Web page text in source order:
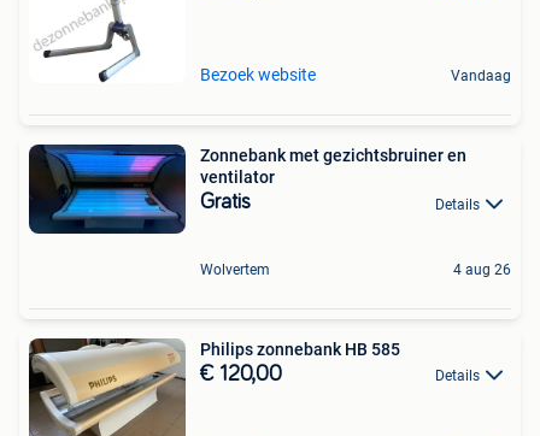
Bezoek website Vandaag
Zonnebank met gezichtsbruiner en
ventilator
Gratis Details
Wolvertem 4 aug 26
Philips zonnebank HB 585
€ 120,00 Details